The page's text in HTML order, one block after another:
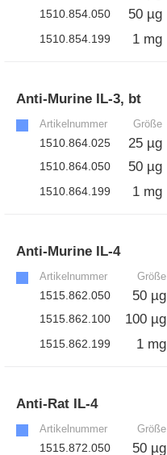
1510.854.050 50 µg
1510.854.199 1 mg
Anti-Murine IL-3, bt
Artikelnummer Größe
1510.864.025 25 µg
1510.864.050 50 µg
1510.864.199 1 mg
Anti-Murine IL-4
Artikelnummer Größe
1515.862.050 50 µg
1515.862.100 100 µg
1515.862.199 1 mg
Anti-Rat IL-4
Artikelnummer Größe
1515.872.050 50 µg